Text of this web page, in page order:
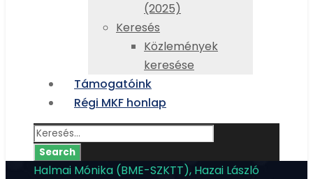
(2025)
Keresés
Közlemények
keresése
Támogatóink
Régi MKF honlap
Halmai Mónika (BME-SZKTT), Hazai László